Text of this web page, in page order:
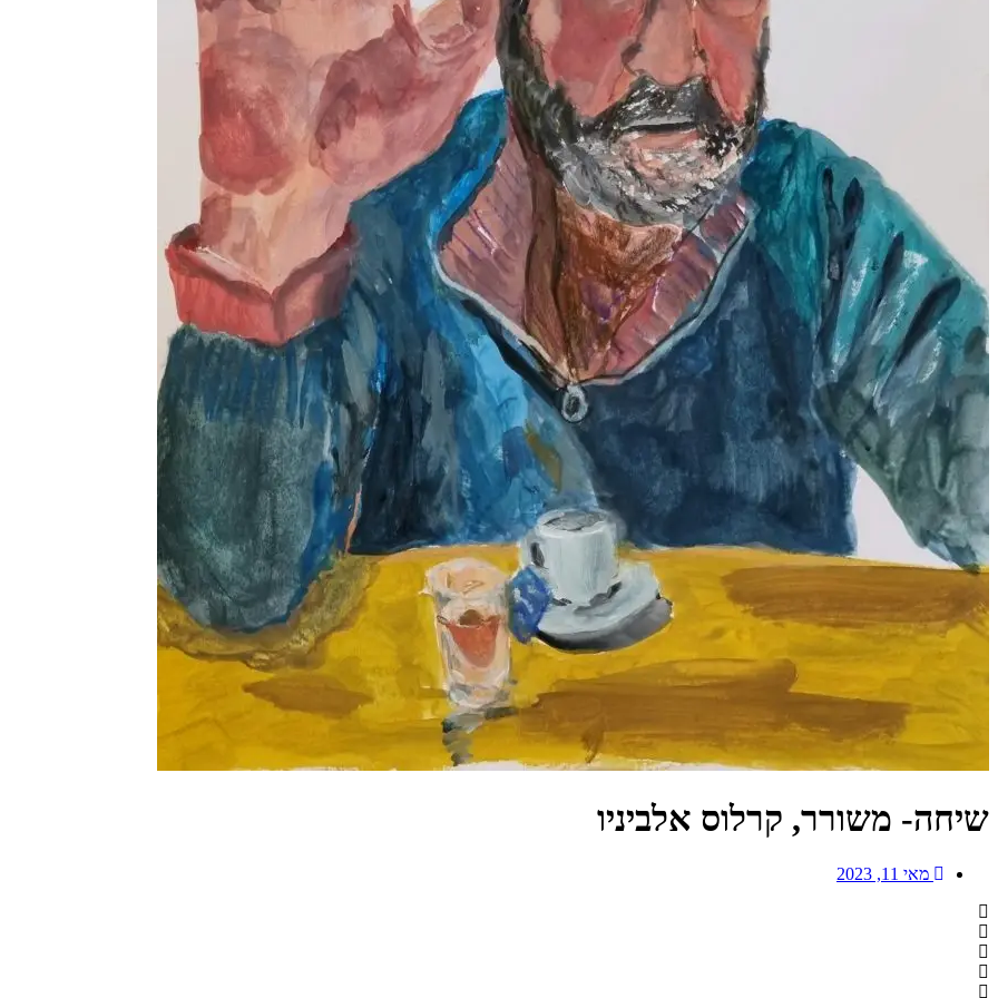
שיחה- משורר, קרלוס אלביניו
מאי 11, 2023